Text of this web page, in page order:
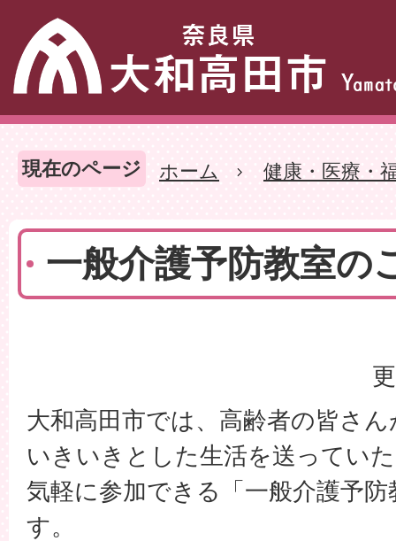
現在のページ ホーム 健康・医療・
一般介護予防教室の
大和高田市では、高齢者の皆さ
いきいきとした生活を送ってい
気軽に参加できる「一般介護予
す。